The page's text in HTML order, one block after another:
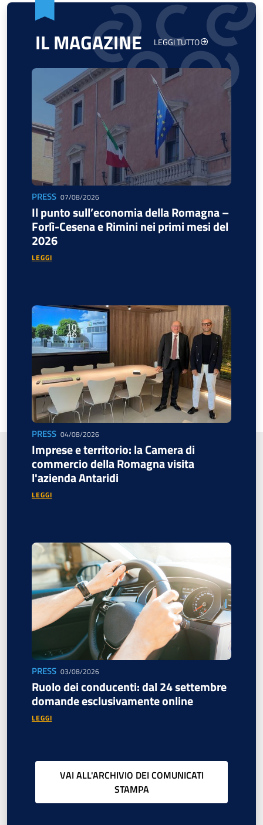
IL MAGAZINE LEGGI TUTTO
PRESS 07/08/2026
Il punto sull’economia della Romagna –
Forlì-Cesena e Rimini nei primi mesi del
2026
LEGGI
PRESS 04/08/2026
Imprese e territorio: la Camera di
commercio della Romagna visita
l'azienda Antaridi
LEGGI
PRESS 03/08/2026
Ruolo dei conducenti: dal 24 settembre
domande esclusivamente online
LEGGI
VAI ALL'ARCHIVIO DEI COMUNICATI
STAMPA